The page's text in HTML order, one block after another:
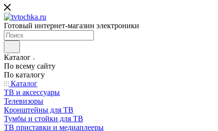
Готовый интернет-магазин электроники
Каталог
По всему сайту
По каталогу
Каталог
ТВ и аксессуары
Телевизоры
Кронштейны для ТВ
Тумбы и стойки для ТВ
ТВ приставки и медиаплееры